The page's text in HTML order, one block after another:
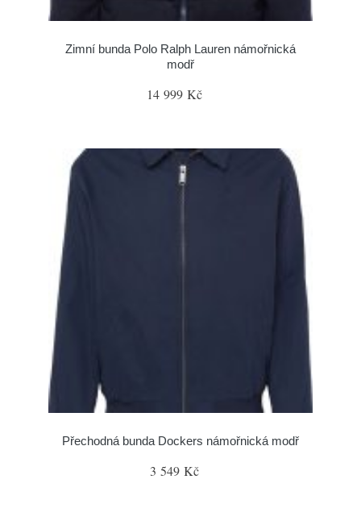
Zimní bunda Polo Ralph Lauren námořnická
modř
14 999 Kč
Přechodná bunda Dockers námořnická modř
3 549 Kč